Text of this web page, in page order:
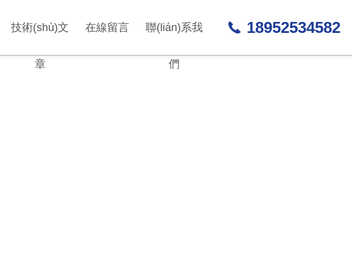
技術(shù)文
章
在線留言 聯(lián)系我
們
18952534582